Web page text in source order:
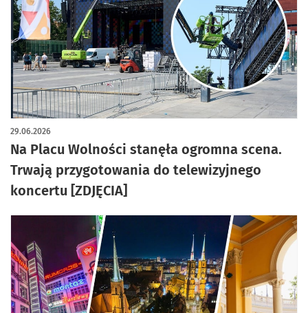
Na Placu Wolności stanęła ogromna scena.
Trwają przygotowania do telewizyjnego
koncertu [ZDJĘCIA]
29.06.2026
artykuł z galerią zdjęć